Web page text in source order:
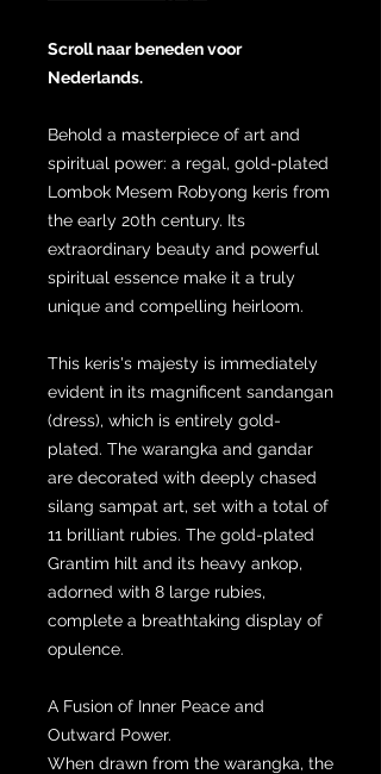
Scroll naar beneden voor
Nederlands.
Behold a masterpiece of art and
spiritual power: a regal, gold-plated
Lombok Mesem Robyong keris from
the early 20th century. Its
extraordinary beauty and powerful
spiritual essence make it a truly
unique and compelling heirloom.
This keris's majesty is immediately
evident in its magnificent sandangan
(dress), which is entirely gold-
plated. The warangka and gandar
are decorated with deeply chased
silang sampat art, set with a total of
11 brilliant rubies. The gold-plated
Grantim hilt and its heavy ankop,
adorned with 8 large rubies,
complete a breathtaking display of
opulence.
A Fusion of Inner Peace and
Outward Power.
When drawn from the warangka, the